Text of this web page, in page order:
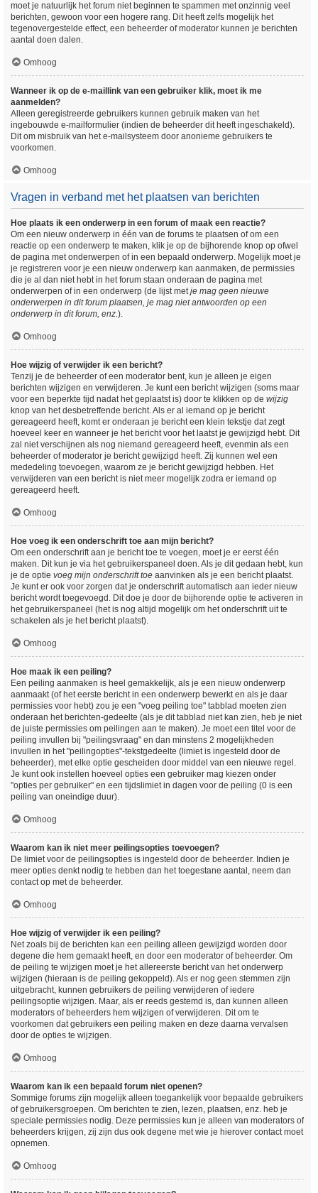
moet je natuurlijk het forum niet beginnen te spammen met onzinnig veel
berichten, gewoon voor een hogere rang. Dit heeft zelfs mogelijk het
tegenovergestelde effect, een beheerder of moderator kunnen je berichten
aantal doen dalen.
Omhoog
Wanneer ik op de e-maillink van een gebruiker klik, moet ik me
aanmelden?
Alleen geregistreerde gebruikers kunnen gebruik maken van het
ingebouwde e-mailformulier (indien de beheerder dit heeft ingeschakeld).
Dit om misbruik van het e-mailsysteem door anonieme gebruikers te
voorkomen.
Omhoog
Vragen in verband met het plaatsen van berichten
Hoe plaats ik een onderwerp in een forum of maak een reactie?
Om een nieuw onderwerp in één van de forums te plaatsen of om een
reactie op een onderwerp te maken, klik je op de bijhorende knop op ofwel
de pagina met onderwerpen of in een bepaald onderwerp. Mogelijk moet je
je registreren voor je een nieuw onderwerp kan aanmaken, de permissies
die je al dan niet hebt in het forum staan onderaan de pagina met
onderwerpen of in een onderwerp (de lijst metje mag geen nieuwe
onderwerpen in dit forum plaatsen, je mag niet antwoorden op een
onderwerp in dit forum, enz.).
Omhoog
Hoe wijzig of verwijder ik een bericht?
Tenzij je de beheerder of een moderator bent, kun je alleen je eigen
berichten wijzigen en verwijderen. Je kunt een bericht wijzigen (soms maar
voor een beperkte tijd nadat het geplaatst is) door te klikken op de wijzig
knop van het desbetreffende bericht. Als er al iemand op je bericht
gereageerd heeft, komt er onderaan je bericht een klein tekstje dat zegt
hoeveel keer en wanneer je het bericht voor het laatst je gewijzigd hebt. Dit
zal niet verschijnen als nog niemand gereageerd heeft, evenmin als een
beheerder of moderator je bericht gewijzigd heeft. Zij kunnen wel een
mededeling toevoegen, waarom ze je bericht gewijzigd hebben. Het
verwijderen van een bericht is niet meer mogelijk zodra er iemand op
gereageerd heeft.
Omhoog
Hoe voeg ik een onderschrift toe aan mijn bericht?
Om een onderschrift aan je bericht toe te voegen, moet je er eerst één
maken. Dit kun je via het gebruikerspaneel doen. Als je dit gedaan hebt, kun
je de optie voeg mijn onderschrift toe aanvinken als je een bericht plaatst.
Je kunt er ook voor zorgen dat je onderschrift automatisch aan ieder nieuw
bericht wordt toegevoegd. Dit doe je door de bijhorende optie te activeren in
het gebruikerspaneel (het is nog altijd mogelijk om het onderschrift uit te
schakelen als je het bericht plaatst).
Omhoog
Hoe maak ik een peiling?
Een peiling aanmaken is heel gemakkelijk, als je een nieuw onderwerp
aanmaakt (of het eerste bericht in een onderwerp bewerkt en als je daar
permissies voor hebt) zou je een "voeg peiling toe" tabblad moeten zien
onderaan het berichten-gedeelte (als je dit tabblad niet kan zien, heb je niet
de juiste permissies om peilingen aan te maken). Je moet een titel voor de
peiling invullen bij "peilingsvraag" en dan minstens 2 mogelijkheden
invullen in het "peilingopties"-tekstgedeelte (limiet is ingesteld door de
beheerder), met elke optie gescheiden door middel van een nieuwe regel.
Je kunt ook instellen hoeveel opties een gebruiker mag kiezen onder
"opties per gebruiker" en een tijdslimiet in dagen voor de peiling (0 is een
peiling van oneindige duur).
Omhoog
Waarom kan ik niet meer peilingsopties toevoegen?
De limiet voor de peilingsopties is ingesteld door de beheerder. Indien je
meer opties denkt nodig te hebben dan het toegestane aantal, neem dan
contact op met de beheerder.
Omhoog
Hoe wijzig of verwijder ik een peiling?
Net zoals bij de berichten kan een peiling alleen gewijzigd worden door
degene die hem gemaakt heeft, en door een moderator of beheerder. Om
de peiling te wijzigen moet je het allereerste bericht van het onderwerp
wijzigen (hieraan is de peiling gekoppeld). Als er nog geen stemmen zijn
uitgebracht, kunnen gebruikers de peiling verwijderen of iedere
peilingsoptie wijzigen. Maar, als er reeds gestemd is, dan kunnen alleen
moderators of beheerders hem wijzigen of verwijderen. Dit om te
voorkomen dat gebruikers een peiling maken en deze daarna vervalsen
door de opties te wijzigen.
Omhoog
Waarom kan ik een bepaald forum niet openen?
Sommige forums zijn mogelijk alleen toegankelijk voor bepaalde gebruikers
of gebruikersgroepen. Om berichten te zien, lezen, plaatsen, enz. heb je
speciale permissies nodig. Deze permissies kun je alleen van moderators of
beheerders krijgen, zij zijn dus ook degene met wie je hierover contact moet
opnemen.
Omhoog